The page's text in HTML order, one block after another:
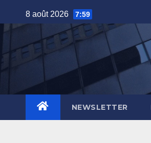
to
8 août 2026 7:59
NEWSLETTER